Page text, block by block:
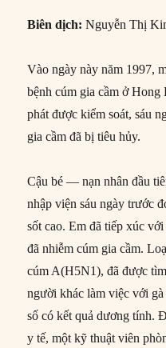
Biên dịch: Nguyễn Thị
Vào ngày này năm 1997,
bệnh cúm gia cầm ở
phát được kiểm soát, sáu
gia cầm đã bị tiêu hủy.
Cậu bé — nạn nhân đầu
nhập viện sáu ngày trước
sốt cao. Em đã tiếp xúc
đã nhiễm cúm gia cầm.
cúm A(H5N1), đã được
người khác làm việc với
số có kết quả dương tính.
y tế, một kỹ thuật viên